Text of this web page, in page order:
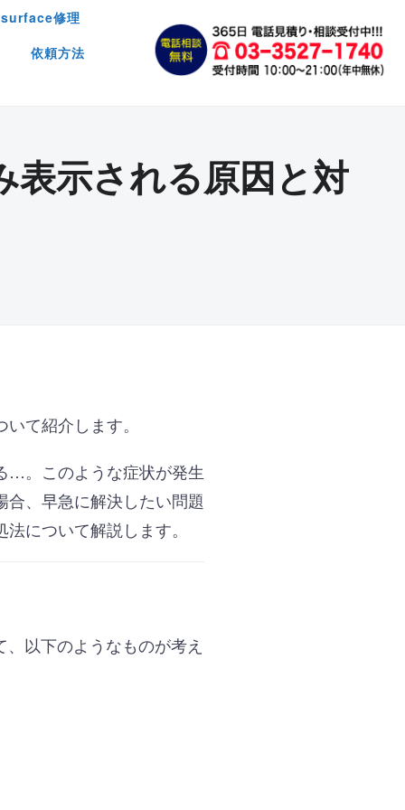
surface修理
依頼方法
表示される原因と対
て紹介します。
…。このような症状が発生
、早急に解決したい問題
について解説します。
以下のようなものが考え